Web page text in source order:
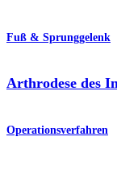
Fuß & Sprunggelenk
Arthrodese des
Operationsverfahren